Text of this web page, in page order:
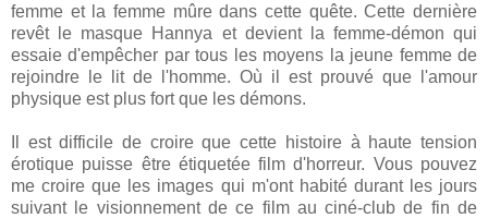
femme et la femme mûre dans cette quête. Cette dernière
revêt le masque Hannya et devient la femme-démon qui
essaie d'empêcher par tous les moyens la jeune femme de
rejoindre le lit de l'homme. Où il est prouvé que l'amour
physique est plus fort que les démons.
Il est difficile de croire que cette histoire à haute tension
érotique puisse être étiquetée film d'horreur. Vous pouvez
me croire que les images qui m'ont habité durant les jours
suivant le visionnement de ce film au ciné-club de fin de